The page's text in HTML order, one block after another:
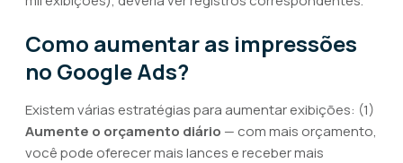
Como aumentar as impressões
no Google Ads?
Existem várias estratégias para aumentar exibições: (1)
Aumente o orçamento diário — com mais orçamento,
você pode oferecer mais lances e receber mais